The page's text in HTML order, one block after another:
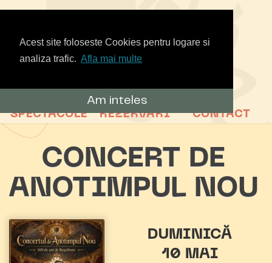
Acest site foloseste Cookies pentru logare si
analiza trafic. Afla mai multe
Am inteles
SPECTACOLE REZERVARI CONTACT
CONCERT DE
ANOTIMPUL NOU
DUMINICĂ
10 MAI